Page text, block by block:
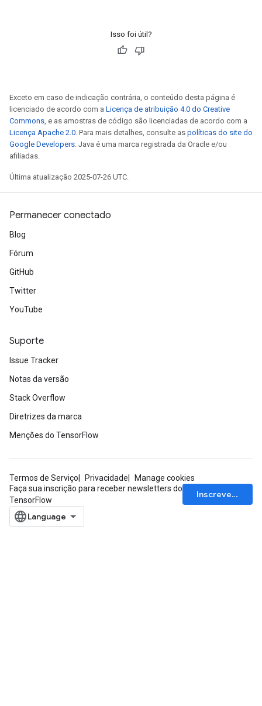
Isso foi útil?
Exceto em caso de indicação contrária, o conteúdo desta página é
licenciado de acordo com a Licença de atribuição 4.0 do Creative
Commons, e as amostras de código são licenciadas de acordo com a
Licença Apache 2.0. Para mais detalhes, consulte as políticas do site do
Google Developers. Java é uma marca registrada da Oracle e/ou
afiliadas.
Última atualização 2025-07-26 UTC.
Permanecer conectado
Blog
Fórum
GitHub
Twitter
YouTube
Suporte
Issue Tracker
Notas da versão
Stack Overflow
Diretrizes da marca
Menções do TensorFlow
Termos de Serviço Privacidade
Manage cookies
Faça sua inscrição para receber newsletters do
TensorFlow
Inscrever-se